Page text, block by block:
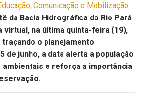
Comunicação e Mobilização
da Bacia Hidrográfica do Rio Pará
virtual, na última quinta-feira (19),
o planejamento.
de junho, a data alerta a população
ambientais e reforça a importância